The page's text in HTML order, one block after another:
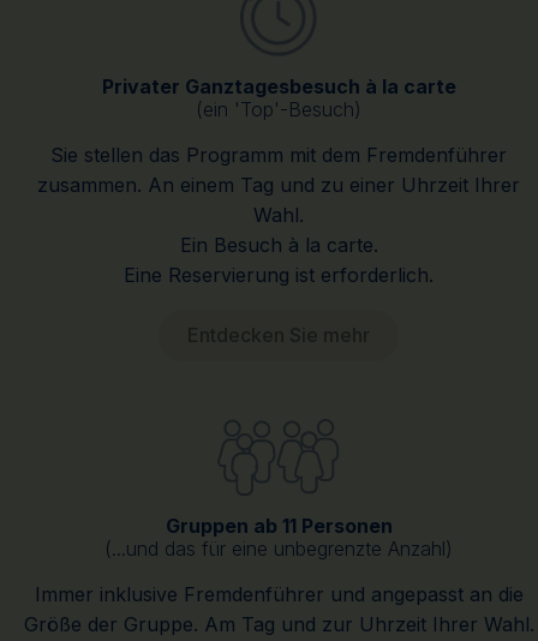
Privater Ganztagesbesuch à la carte
(ein 'Top'-Besuch)
Sie stellen das Programm mit dem Fremdenführer
zusammen. An einem Tag und zu einer Uhrzeit Ihrer
Wahl.
Ein Besuch à la carte.
Eine Reservierung ist erforderlich.
Gruppen ab 11 Personen
(...und das für eine unbegrenzte Anzahl)
Immer inklusive Fremdenführer und angepasst an die
Größe der Gruppe. Am Tag und zur Uhrzeit Ihrer Wahl.